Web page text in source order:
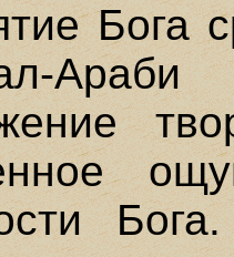
Бога
Араби